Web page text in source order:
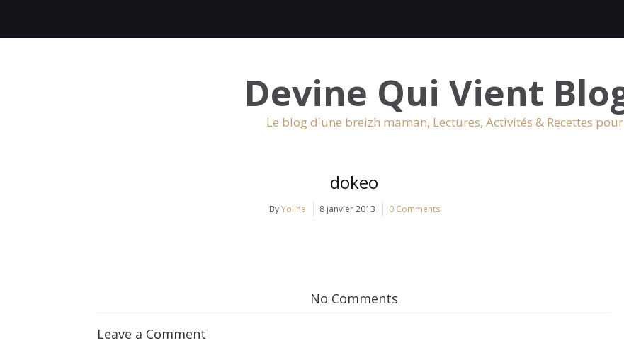
Devine Qui Vient
Le blog d'une breizh maman, Lectures, Activités & Recettes
dokeo
ByYolina 8 janvier 2013 0 Comments
No Comments
Leave a Comment